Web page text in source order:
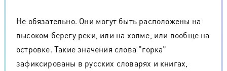
Не обязательно. Они могут быть расположены на
высоком берегу реки, или на холме, или вообще на
островке. Такие значения слова "горка"
зафиксированы в русских словарях и книгах,